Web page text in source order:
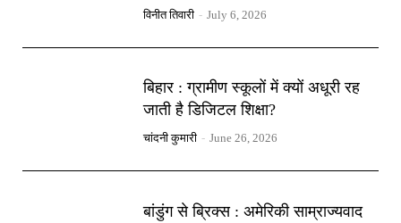
विनीत तिवारी - July 6, 2026
बिहार : ग्रामीण स्कूलों में क्यों अधूरी रह
जाती है डिजिटल शिक्षा?
चांदनी कुमारी - June 26, 2026
बांडुंग से ब्रिक्स : अमेरिकी साम्राज्यवाद